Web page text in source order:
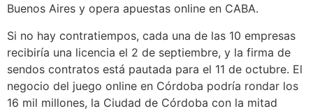
Buenos Aires y opera apuestas online en CABA.
Si no hay contratiempos, cada una de las 10 empresas
recibiría una licencia el 2 de septiembre, y la firma de
sendos contratos está pautada para el 11 de octubre. El
negocio del juego online en Córdoba podría rondar los
16 mil millones, la Ciudad de Córdoba con la mitad